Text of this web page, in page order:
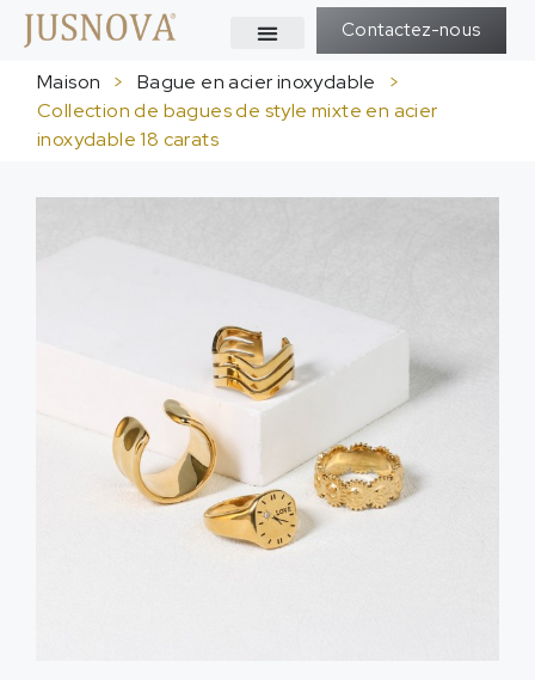
Contactez-nous
Maison > Bague en acier inoxydable
>
Collection de bagues de style mixte en acier
inoxydable 18 carats